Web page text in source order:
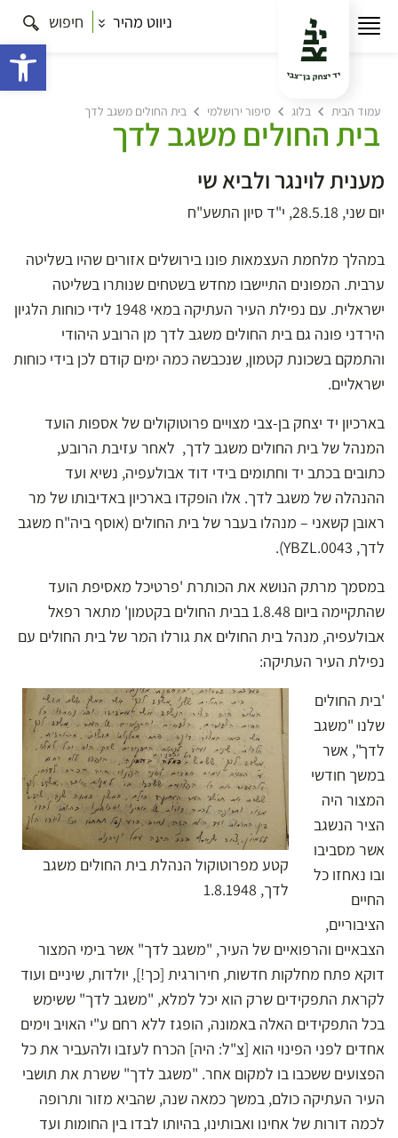
ניווט מהיר חיפוש
עמוד הבית בלוג סיפור ירושלמי בית החולים משגב לדך
בית החולים משגב לדך
מענית לוינגר ולביא שי
יום שני, 28.5.18, י"ד סיון התשע"ח
במהלך מלחמת העצמאות פונו בירושלים אזורים שהיו בשליטה
ערבית. המפונים התיישבו מחדש בשטחים שנותרו בשליטה
ישראלית. עם נפילת העיר העתיקה במאי 1948 לידי כוחות הלגיון
הירדני פונה גם בית החולים משגב לדך מן הרובע היהודי
והתמקם בשכונת קטמון, שנכבשה כמה ימים קודם לכן בידי כוחות
ישראליים.
בארכיון יד יצחק בן-צבי מצויים פרוטוקולים של אספות הועד
המנהל של בית החולים משגב לדך, לאחר עזיבת הרובע,
כתובים בכתב יד וחתומים בידי דוד אבולעפיה, נשיא ועד
ההנהלה של משגב לדך. אלו הופקדו בארכיון באדיבותו של מר
ראובן קשאני – מנהלו בעבר של בית החולים (אוסף ביה"ח משגב
לדך, YBZL.0043).
במסמך מרתק הנושא את הכותרת 'פרטיכל מאסיפת הועד
שהתקיימה ביום 1.8.48 בבית החולים בקטמון' מתאר רפאל
אבולעפיה, מנהל בית החולים את גורלו המר של בית החולים עם
נפילת העיר העתיקה:
קטע מפרוטוקול הנהלת בית החולים משגב
לדך, 1.8.1948
'בית החולים
שלנו "משגב
לדך", אשר
במשך חודשי
המצור היה
הציר הנשגב
אשר מסביבו
ובו נאחזו כל
החיים
הציבוריים,
הצבאיים והרפואיים של העיר, "משגב לדך" אשר בימי המצור
דוקא פתח מחלקות חדשות, חירורגית [כך!], יולדות, שיניים ועוד
לקראת התפקידים שרק הוא יכל למלא, "משגב לדך" ששימש
בכל התפקידים האלה באמונה, הופגז ללא רחם ע"י האויב וימים
אחדים לפני הפינוי הוא [צ"ל: היה] הכרח לעזבו ולהעביר את כל
הפצועים ששכבו בו למקום אחר. "משגב לדך" ששרת את תושבי
העיר העתיקה כולם, במשך כמאה שנה, שהביא מזור ותרופה
לכמה דורות של אחינו ואבותינו, בהיותו לבדו בין החומות ועד